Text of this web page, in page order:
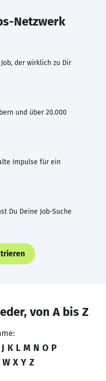
Netzwerk
der wirklich zu Dir
und über 20.000
Impulse für ein
Du Deine Job-Suche
von A bis Z
J K L M N O P
W X Y Z